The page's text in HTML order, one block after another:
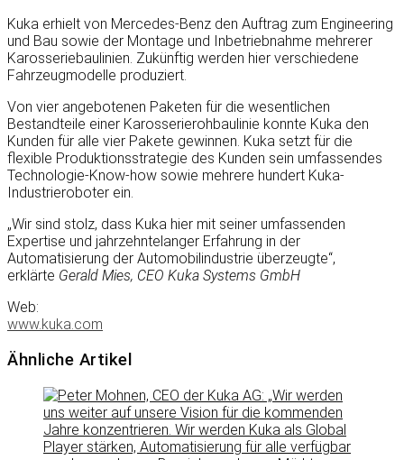
Kuka erhielt von Mercedes-Benz den Auftrag zum Engineering
und Bau sowie der Montage und Inbetriebnahme mehrerer
Karosseriebaulinien. Zukünftig werden hier verschiedene
Fahrzeugmodelle produziert.
Von vier angebotenen Paketen für die wesentlichen
Bestandteile einer Karosserierohbaulinie konnte Kuka den
Kunden für alle vier Pakete gewinnen. Kuka setzt für die
flexible Produktionsstrategie des Kunden sein umfassendes
Technologie-Know-how sowie mehrere hundert Kuka-
Industrieroboter ein.
„Wir sind stolz, dass Kuka hier mit seiner umfassenden
Expertise und jahrzehntelanger Erfahrung in der
Automatisierung der Automobilindustrie überzeugte“,
erklärte Gerald Mies, CEO Kuka Systems GmbH
Web:
www.kuka.com
Ähnliche Artikel